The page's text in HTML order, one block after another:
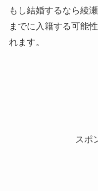
もし結婚するなら綾
までに入籍する可能
れます。
スポ